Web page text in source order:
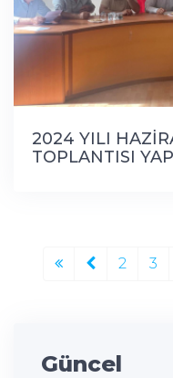
2024 YILI
TOPLANTISI
2 3
Güncel